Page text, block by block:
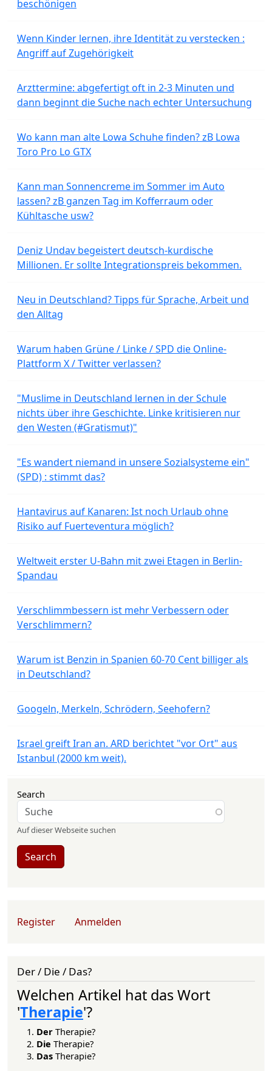
beschönigen
Wenn Kinder lernen, ihre Identität zu verstecken :
Angriff auf Zugehörigkeit
Arzttermine: abgefertigt oft in 2-3 Minuten und
dann beginnt die Suche nach echter Untersuchung
Wo kann man alte Lowa Schuhe finden? zB Lowa
Toro Pro Lo GTX
Kann man Sonnencreme im Sommer im Auto
lassen? zB ganzen Tag im Kofferraum oder
Kühltasche usw?
Deniz Undav begeistert deutsch-kurdische
Millionen. Er sollte Integrationspreis bekommen.
Neu in Deutschland? Tipps für Sprache, Arbeit und
den Alltag
Warum haben Grüne / Linke / SPD die Online-
Plattform X / Twitter verlassen?
"Muslime in Deutschland lernen in der Schule
nichts über ihre Geschichte. Linke kritisieren nur
den Westen (#Gratismut)"
"Es wandert niemand in unsere Sozialsysteme ein"
(SPD) : stimmt das?
Hantavirus auf Kanaren: Ist noch Urlaub ohne
Risiko auf Fuerteventura möglich?
Weltweit erster U-Bahn mit zwei Etagen in Berlin-
Spandau
Verschlimmbessern ist mehr Verbessern oder
Verschlimmern?
Warum ist Benzin in Spanien 60-70 Cent billiger als
in Deutschland?
Googeln, Merkeln, Schrödern, Seehofern?
Israel greift Iran an. ARD berichtet "vor Ort" aus
Istanbul (2000 km weit).
Search
Auf dieser Webseite suchen
Search
User account menu
Register Anmelden
Der / Die / Das?
Welchen Artikel hat das Wort
'Therapie'?
Der Therapie?
Die Therapie?
Das Therapie?